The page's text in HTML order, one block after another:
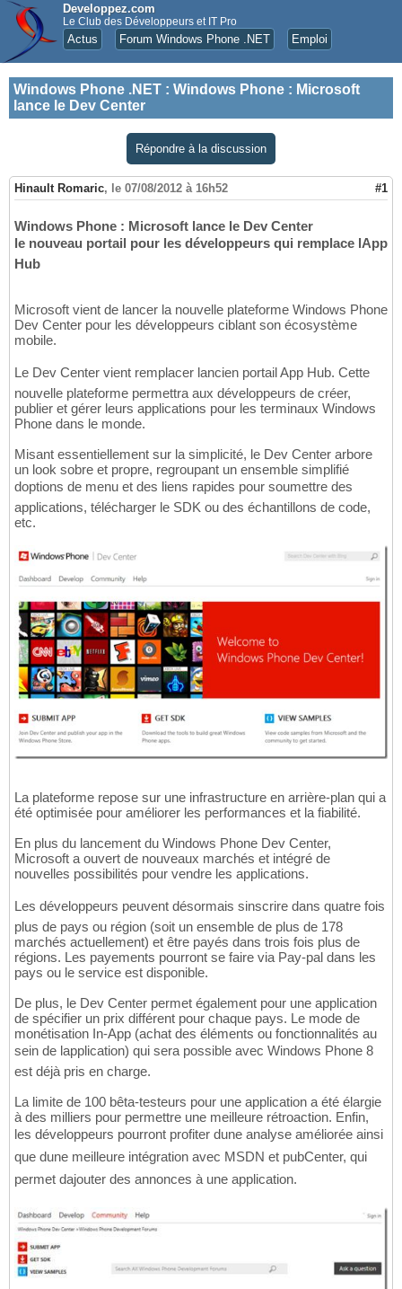
Developpez.com
Le Club des Développeurs et IT Pro
Actus Forum Windows Phone .NET Emploi
Windows Phone .NET : Windows Phone : Microsoft
lance le Dev Center
Répondre à la discussion
Hinault Romaric, le 07/08/2012 à 16h52 #1
Windows Phone : Microsoft lance le Dev Center
le nouveau portail pour les développeurs qui remplace lApp
Hub
Microsoft vient de lancer la nouvelle plateforme Windows Phone
Dev Center pour les développeurs ciblant son écosystème
mobile.
Le Dev Center vient remplacer lancien portail App Hub. Cette
nouvelle plateforme permettra aux développeurs de créer,
publier et gérer leurs applications pour les terminaux Windows
Phone dans le monde.
Misant essentiellement sur la simplicité, le Dev Center arbore
un look sobre et propre, regroupant un ensemble simplifié
doptions de menu et des liens rapides pour soumettre des
applications, télécharger le SDK ou des échantillons de code,
etc.
La plateforme repose sur une infrastructure en arrière-plan qui a
été optimisée pour améliorer les performances et la fiabilité.
En plus du lancement du Windows Phone Dev Center,
Microsoft a ouvert de nouveaux marchés et intégré de
nouvelles possibilités pour vendre les applications.
Les développeurs peuvent désormais sinscrire dans quatre fois
plus de pays ou région (soit un ensemble de plus de 178
marchés actuellement) et être payés dans trois fois plus de
régions. Les payements pourront se faire via Pay-pal dans les
pays ou le service est disponible.
De plus, le Dev Center permet également pour une application
de spécifier un prix différent pour chaque pays. Le mode de
monétisation In-App (achat des éléments ou fonctionnalités au
sein de lapplication) qui sera possible avec Windows Phone 8
est déjà pris en charge.
La limite de 100 bêta-testeurs pour une application a été élargie
à des milliers pour permettre une meilleure rétroaction. Enfin,
les développeurs pourront profiter dune analyse améliorée ainsi
que dune meilleure intégration avec MSDN et pubCenter, qui
permet dajouter des annonces à une application.